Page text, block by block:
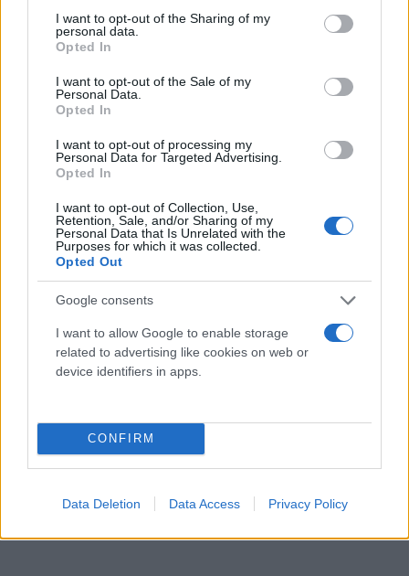
not limited to your visit or usage behaviour. You may click to
grant or deny consent to Google and its third-party tags to
use your data for below specified purposes in below Google
consent section.
I want to opt-out of the Sharing of my
personal data.
Opted In
I want to opt-out of the Sale of my
Personal Data.
Opted In
I want to opt-out of processing my
Personal Data for Targeted Advertising.
Opted In
I want to opt-out of Collection, Use,
Retention, Sale, and/or Sharing of my
Personal Data that Is Unrelated with the
Purposes for which it was collected.
Opted Out
Google consents
I want to allow Google to enable storage
related to advertising like cookies on web or
device identifiers in apps.
CONFIRM
Data Deletion Data Access Privacy Policy
Το σκίτσο της εβδομάδας στο Flash.gr από το
Δημήτρη Πετράκο
29.05.2022 08:13
Το σκίτσο της εβδομάδας από το Δημήτρη
Πετράκο
15.05.2022 09:22